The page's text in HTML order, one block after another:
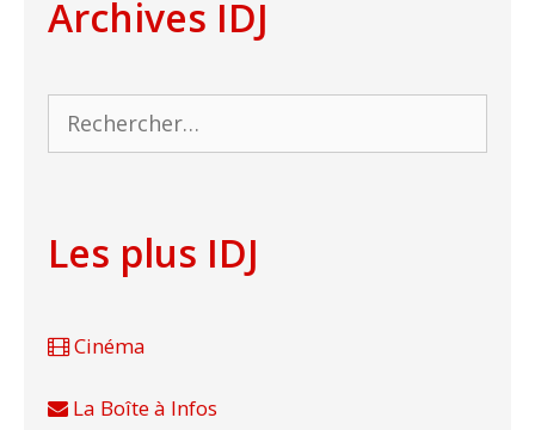
Archives IDJ
Rechercher :
Les plus IDJ
Cinéma
La Boîte à Infos